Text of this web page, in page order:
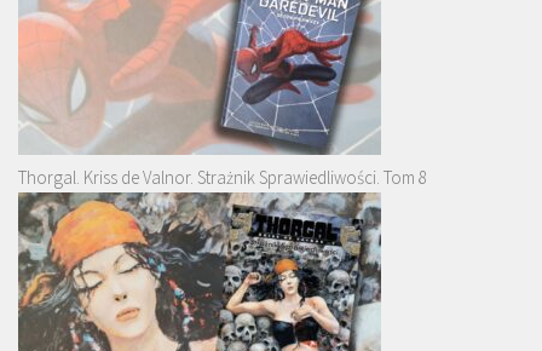
Thorgal. Kriss de Valnor. Strażnik Sprawiedliwości. Tom 8